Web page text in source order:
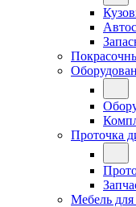
Проточка
Мебель для